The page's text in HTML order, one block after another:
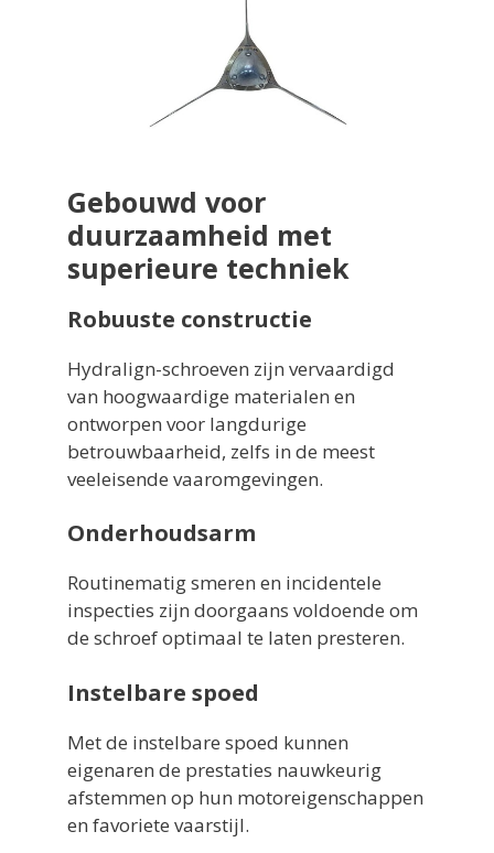
Gebouwd voor
duurzaamheid met
superieure techniek
Robuuste constructie
Hydralign-schroeven zijn vervaardigd
van hoogwaardige materialen en
ontworpen voor langdurige
betrouwbaarheid, zelfs in de meest
veeleisende vaaromgevingen.
Onderhoudsarm
Routinematig smeren en incidentele
inspecties zijn doorgaans voldoende om
de schroef optimaal te laten presteren.
Instelbare spoed
Met de instelbare spoed kunnen
eigenaren de prestaties nauwkeurig
afstemmen op hun motoreigenschappen
en favoriete vaarstijl.